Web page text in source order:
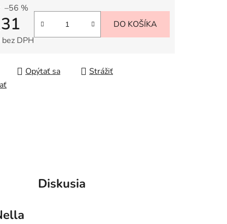
–56 %
DPH
DO KOŠÍKA
Opýtať sa
Strážiť
Diskusia